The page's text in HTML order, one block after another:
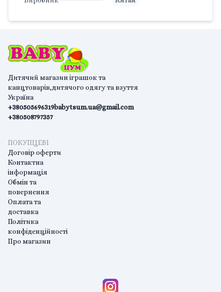
Дитячий магазин іграшок та
канцтоварів,дитячого одягу та взуття
Україна
+380505696319
+380508797357
babytsum.ua@gmail.com
ПОКУПЦЕВІ
Договір оферти
Контактна
інформація
Обмін та
повернення
Оплата та
доставка
Політика
конфіденційності
Про магазин